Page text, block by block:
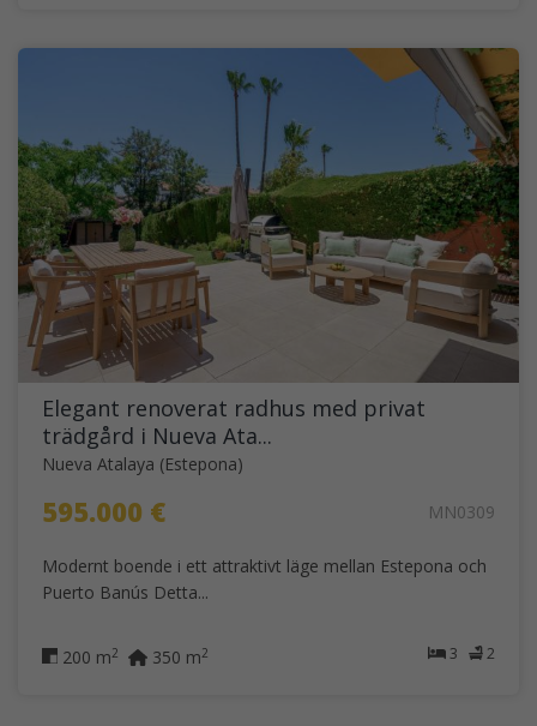
Elegant renoverat radhus med privat
trädgård i Nueva Ata...
Nueva Atalaya (Estepona)
595.000 € MN0309
Modernt boende i ett attraktivt läge mellan Estepona och
Puerto Banús Detta...
3 2
200 m2 350 m2